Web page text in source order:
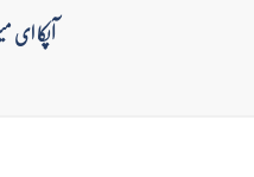
آپکا ای